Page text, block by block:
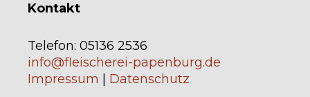
Kontakt
Telefon: 05136 2536
info@fleischerei-papenburg.de
Impressum
Datenschutz